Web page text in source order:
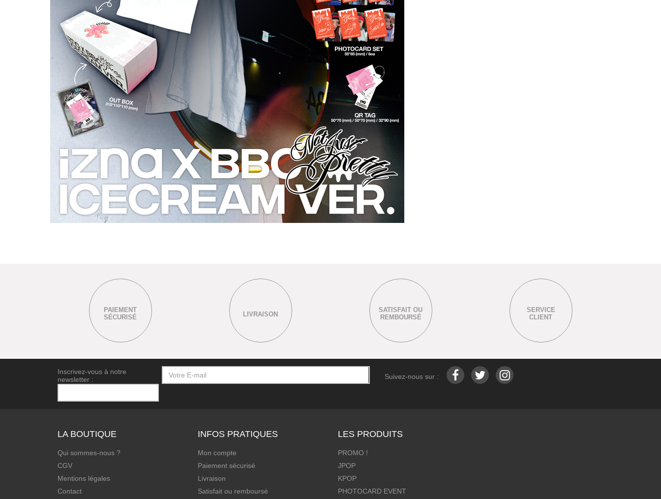
PAIEMENT
SÉCURISÉ
LIVRAISON
SATISFAIT OU
REMBOURSÉ
SERVICE
CLIENT
Inscrivez-vous à notre
newsletter :
Suivez-nous sur :
LA BOUTIQUE
Qui sommes-nous ?
CGV
Mentions légales
Contact
INFOS PRATIQUES
Mon compte
Paiement sécurisé
Livraison
Satisfait ou remboursé
LES PRODUITS
PROMO !
JPOP
KPOP
PHOTOCARD EVENT